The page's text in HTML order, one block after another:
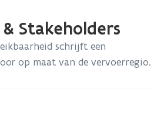
Stakeholders
schrijft een
op maat van de vervoerregio.